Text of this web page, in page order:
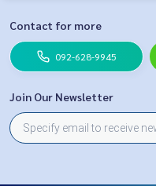
Contact for more
092-628-9945
Join Our Newsletter